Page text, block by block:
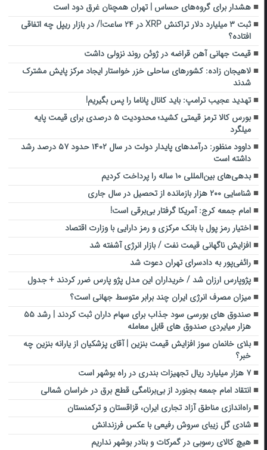
هشدار برای گروه‌های حساس | تهران همچنان غرق دود است
ثبت ۳ میلیارد دلار تراکنش XRP در ۲۴ ساعت!/ در بازار ریپل چه اتفاقی
افتاده؟
قیمت جهانی آهن‌ قراضه در ژوئن روند نزولی داشت
لاهیجان زاده: کشورهای ساحلی خزر خواستار ایجاد مرکز پایش مشترک
شدند
تهدید عجیب ترامپ: باید کانال پاناما را پس بگیریم!
بورس کالا ترمز قیمتی کشید؛ محدودیت ۵ درصدی برای قیمت پایه
میلگرد
داوود منظور: درآمدهای پایدار دولت در سال ۱۴۰۲ حدود ۵۷ درصد رشد
داشته است
بدهی‌های بین‌المللی ۱۰ ساله را پرداخت کردیم
شناسایی ۲۰۰ هزار بازمانده از تحصیل در سال جاری
امام جمعه کرج: آمریکا گرفتار بی‌برقی است!
اختیار رمز پول با بانک مرکزی و رمز دارایی با وزارت اقتصاد
افزایش ناگهانی قیمت نفت / بازار انرژی آشفته شد
رائفی‌پور به دادسرای تهران دعوت شد
پژوپارس ارزان شد / خریداران این مدل پژو پارس ضرر کردند + جدول
میزان مصرف انرژی ایران چند برابر متوسط جهانی است؟
صندوق های بورسی سود جذاب برای سهام داران ثبت کردند | رشد ۵۵
هزار میایردی صندوق های قابل معامله
بلای خانمان سوز افزایش قیمت بنزین | آقای پزشکیان از یارانه بنزین چه
خبر؟
۷ هزار میلیارد ریال تجهیزات بندری در راه بوشهر است
انتقاد امام جمعه بجنورد از بی‌برنامگی قطع برق در خراسان شمالی
راه‌اندازی مناطق آزاد تجاری ایران، قزاقستان و ترکمنستان‌
شادی گل زیبای سروش رفیعی با عکس فرزندانش
هیچ کالای رسوبی در گمرکات و بنادر بوشهر نداریم